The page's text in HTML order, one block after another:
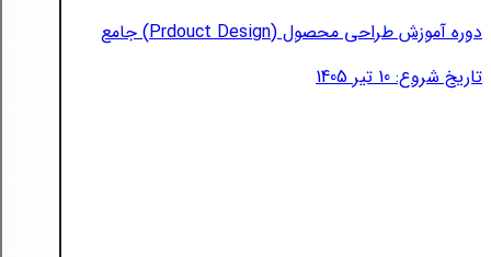
دوره آموزش طراحی محصول (Prdouct Design) جامع
تاریخ شروع: 10 تیر 1405